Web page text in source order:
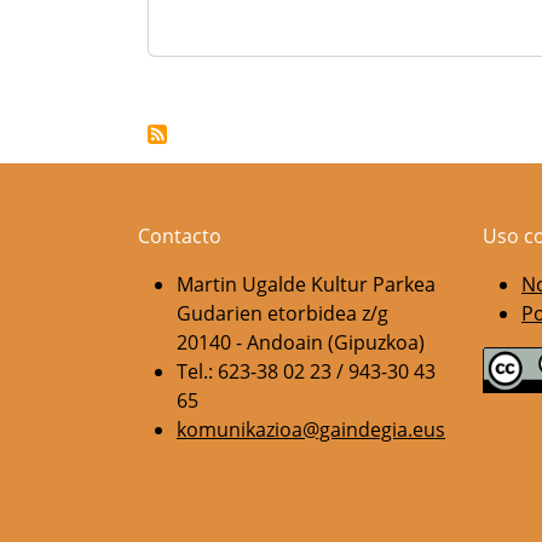
Contacto
Martin Ugalde Kultur Parkea
Gudarien etorbidea z/g
20140 - Andoain (Gipuzkoa)
Tel.: 623-38 02 23 / 943-30 43
65
komunikazioa@gaindegia.eus
Uso